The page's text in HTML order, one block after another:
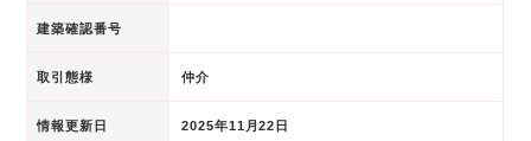
建築確認番号
取引態様 仲介
情報更新日 2025年11月22日